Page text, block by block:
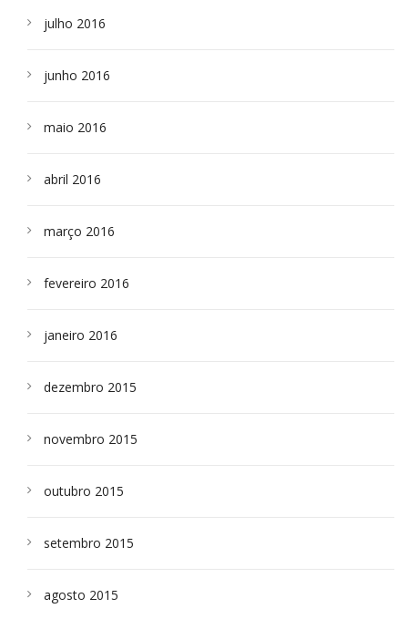
julho 2016
junho 2016
maio 2016
abril 2016
março 2016
fevereiro 2016
janeiro 2016
dezembro 2015
novembro 2015
outubro 2015
setembro 2015
agosto 2015